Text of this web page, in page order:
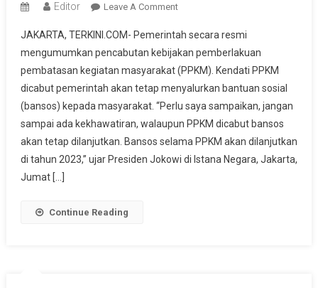
Editor Leave A CommentOn
PPKM
Dicabut,
Namun
Bantuan
Sosial
Tetap
Dilanjutkan
JAKARTA, TERKINI.COM- Pemerintah secara resmi
mengumumkan pencabutan kebijakan pemberlakuan
pembatasan kegiatan masyarakat (PPKM). Kendati PPKM
dicabut pemerintah akan tetap menyalurkan bantuan sosial
(bansos) kepada masyarakat. “Perlu saya sampaikan, jangan
sampai ada kekhawatiran, walaupun PPKM dicabut bansos
akan tetap dilanjutkan. Bansos selama PPKM akan dilanjutkan
di tahun 2023,” ujar Presiden Jokowi di Istana Negara, Jakarta,
Jumat […]
Continue Reading